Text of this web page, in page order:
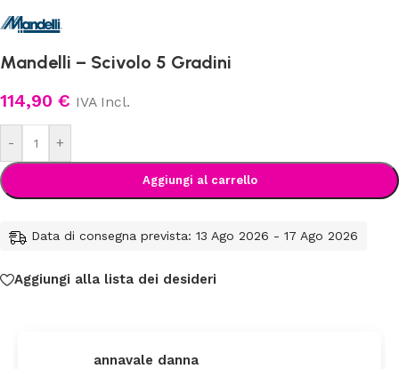
Mandelli – Scivolo 5 Gradini
114,90 € IVA Incl.
- +
Aggiungi al carrello
Data di consegna prevista: 13 Ago 2026 - 17 Ago 2026
Aggiungi alla lista dei desideri
annavale danna